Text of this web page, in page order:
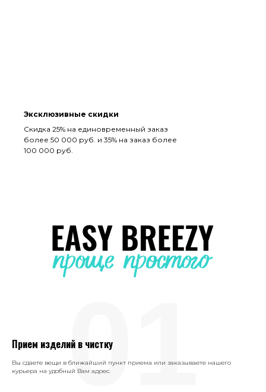
Эксклюзивные скидки
Скидка 25% на единовременный заказ
более 50 000 руб. и 35% на заказ более
100 000 руб.
Прием изделий в чистку
Вы сдаете вещи в ближайший пункт приема или заказываете нашего
курьера на удобный Вам адрес.01